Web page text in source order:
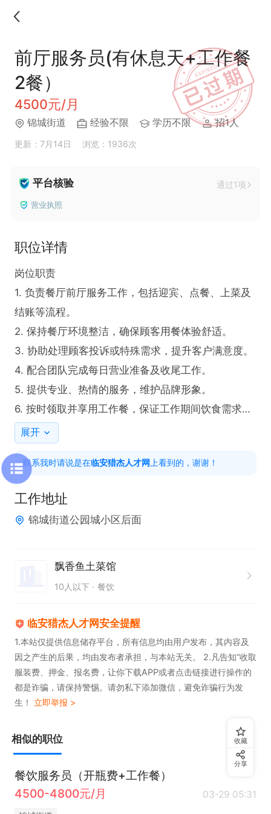
前厅服务员(有休息天+工作餐
2餐）
4500元/月
锦城街道 经验不限 学历不限 招1人
更新：7月14日 浏览：1936次
平台核验 通过1项
营业执照
职位详情
岗位职责
1. 负责餐厅前厅服务工作，包括迎宾、点餐、上菜及
结账等流程。
2. 保持餐厅环境整洁，确保顾客用餐体验舒适。
3. 协助处理顾客投诉或特殊需求，提升客户满意度。
4. 配合团队完成每日营业准备及收尾工作。
5. 提供专业、热情的服务，维护品牌形象。
6. 按时领取并享用工作餐，保证工作期间饮食需求。
1. 具备良好的沟通能力和客户服务意识，有相关经验
者优先。
2. 持有健康证，确保符合餐饮行业卫生标准。
3. 工作态度积极，具备责任心和团队协作精神。
5. 熟悉基本的餐饮服务流程，能快速应对突发情况。
6. 具备基础的电脑操作能力，能够使用点餐系统。
展开
联系我时请说是在临安猎杰人才网 上看到的，谢谢！
工作地址
锦城街道公园城小区后面
飘香鱼土菜馆
10人以下 餐饮
临安猎杰人才网安全提醒
1.本站仅提供信息储存平台，所有信息均由用户发布，其内容及
因之产生的后果，均由发布者承担，与本站无关。 2.凡告知“收取
服装费、押金、报名费，让你下载APP或者点击链接进行操作的
都是诈骗，请保持警惕。请勿私下添加微信，避免诈骗行为发
生！ 立即举报 >
相似的职位
餐饮服务员（开瓶费+工作餐）
4500-4800元/月
03-29 05:31
收藏
分享